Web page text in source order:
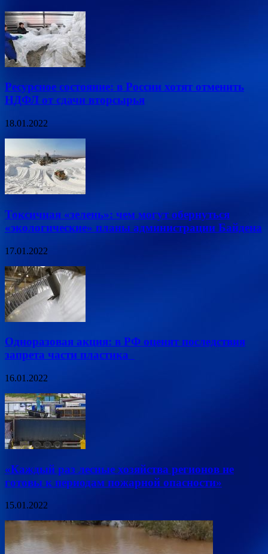
Ресурсное состояние: в России хотят отменить
НДФЛ от сдачи вторсырья
18.01.2022
Токсичная «зелень»: чем могут обернуться
«экологические» планы администрации Байдена
17.01.2022
Одноразовая акция: в РФ оценят последствия
запрета части пластика
16.01.2022
«Каждый раз лесные хозяйства регионов не
готовы к периодам пожарной опасности»
15.01.2022